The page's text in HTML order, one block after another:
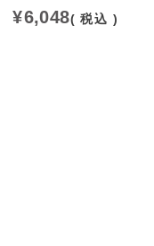
¥6,048 税込